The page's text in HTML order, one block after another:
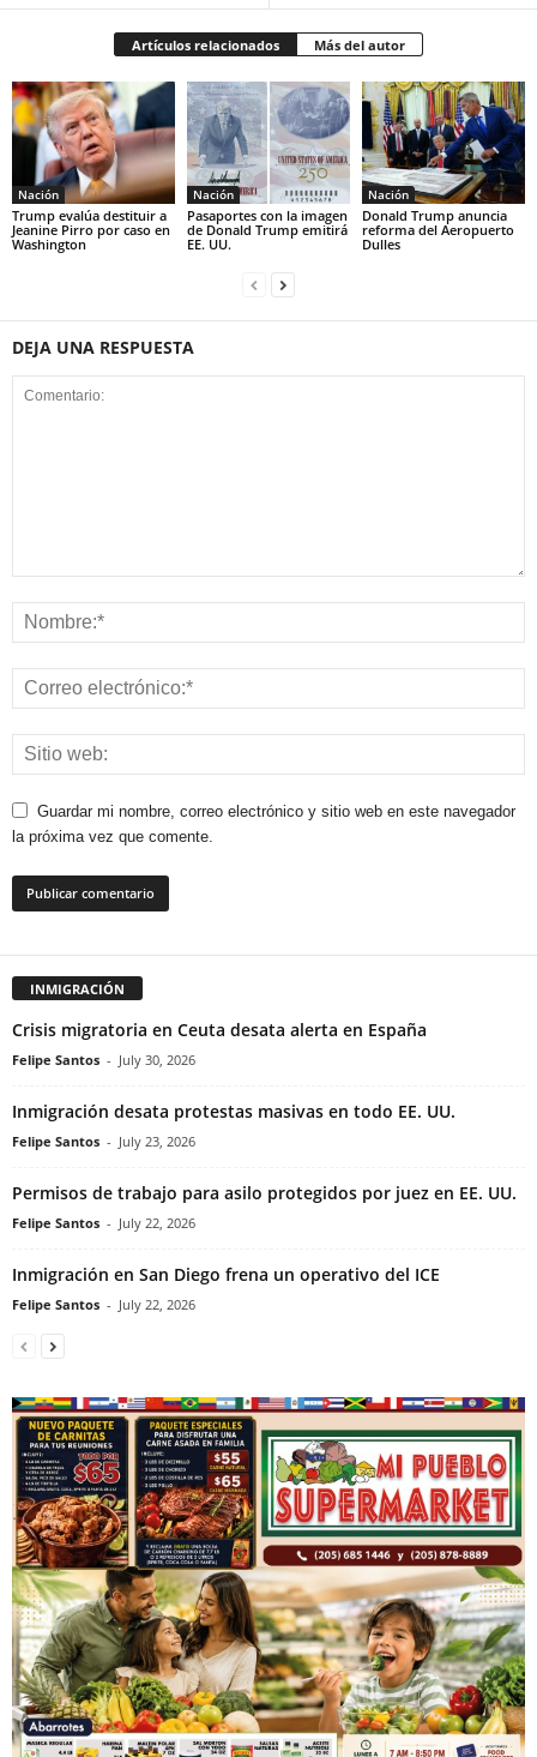
Artículos relacionados Más del autor
Nación
Trump evalúa destituir a
Jeanine Pirro por caso en
Washington
Nación
Pasaportes con la imagen
de Donald Trump emitirá
EE. UU.
Nación
Donald Trump anuncia
reforma del Aeropuerto
Dulles
DEJA UNA RESPUESTA
Guardar mi nombre, correo electrónico y sitio web en este navegador
la próxima vez que comente.
INMIGRACIÓN
Crisis migratoria en Ceuta desata alerta en España
Felipe Santos - July 30, 2026
Inmigración desata protestas masivas en todo EE. UU.
Felipe Santos - July 23, 2026
Permisos de trabajo para asilo protegidos por juez en EE. UU.
Felipe Santos - July 22, 2026
Inmigración en San Diego frena un operativo del ICE
Felipe Santos - July 22, 2026